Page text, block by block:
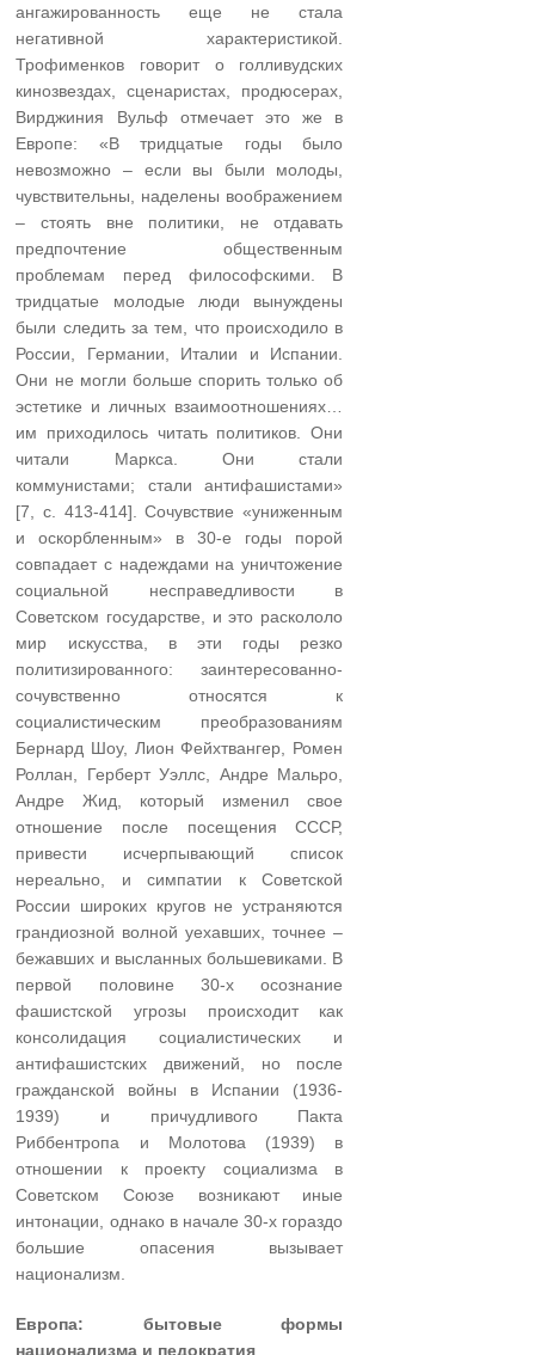
ангажированность еще не стала
негативной характеристикой.
Трофименков говорит о голливудских
кинозвездах, сценаристах, продюсерах,
Вирджиния Вульф отмечает это же в
Европе: «В тридцатые годы было
невозможно – если вы были молоды,
чувствительны, наделены воображением
– стоять вне политики, не отдавать
предпочтение общественным
проблемам перед философскими. В
тридцатые молодые люди вынуждены
были следить за тем, что происходило в
России, Германии, Италии и Испании.
Они не могли больше спорить только об
эстетике и личных взаимоотношениях…
им приходилось читать политиков. Они
читали Маркса. Они стали
коммунистами; стали антифашистами»
[7, с. 413-414]. Сочувствие «униженным
и оскорбленным» в 30-е годы порой
совпадает с надеждами на уничтожение
социальной несправедливости в
Советском государстве, и это раскололо
мир искусства, в эти годы резко
политизированного: заинтересованно-
сочувственно относятся к
социалистическим преобразованиям
Бернард Шоу, Лион Фейхтвангер, Ромен
Роллан, Герберт Уэллс, Андре Мальро,
Андре Жид, который изменил свое
отношение после посещения СССР,
привести исчерпывающий список
нереально, и симпатии к Советской
России широких кругов не устраняются
грандиозной волной уехавших, точнее –
бежавших и высланных большевиками. В
первой половине 30-х осознание
фашистской угрозы происходит как
консолидация социалистических и
антифашистских движений, но после
гражданской войны в Испании (1936-
1939) и причудливого Пакта
Риббентропа и Молотова (1939) в
отношении к проекту социализма в
Советском Союзе возникают иные
интонации, однако в начале 30-х гораздо
большие опасения вызывает
национализм.
Европа: бытовые формы
национализма и педократия